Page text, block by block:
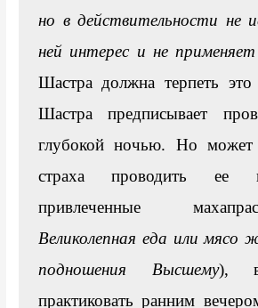
но в действительности не
ней интерес и не
Шастра должна терпеть это
Шастра предписывает
глубокой ночью. Но
страха проводить ее
привлеченные
Великолепная еда или мясо
подношения Высшему),
практиковать ранним